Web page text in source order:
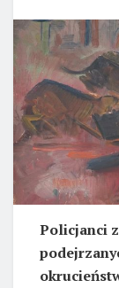
Policjanci